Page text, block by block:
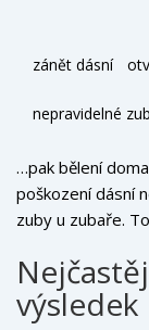
zánět dásní
nepravidelné
…pak bělení
poškození dásní
zuby u zubaře.
výsledek